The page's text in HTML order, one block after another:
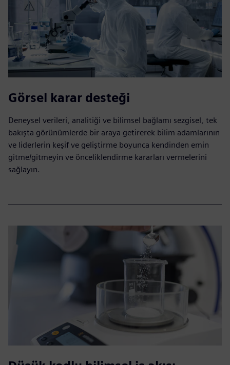
Görsel karar desteği
Deneysel verileri, analitiği ve bilimsel bağlamı sezgisel, tek
bakışta görünümlerde bir araya getirerek bilim adamlarının
ve liderlerin keşif ve geliştirme boyunca kendinden emin
gitme/gitmeyin ve önceliklendirme kararları vermelerini
sağlayın.